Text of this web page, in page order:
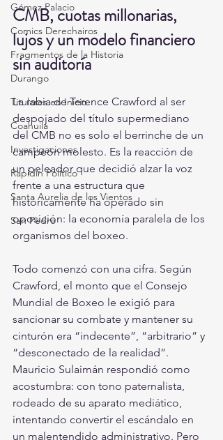
Gómez Palacio
Comics Derechairos
Fragmentos de la Historia
Durango
Titulares en Inicio
Coahuila
Investigaciones
Rapidín Político
Santa Aurelia de los Vientos
San Pedro
CMB, cuotas millonarias,
lujos y un modelo financiero
sin auditoría
La rabia de Terence Crawford al ser
despojado del título supermediano
del CMB no es solo el berrinche de un
campeón molesto. Es la reacción de
un peleador que decidió alzar la voz
frente a una estructura que
históricamente ha operado sin
oposición: la economía paralela de los
organismos del boxeo.
Todo comenzó con una cifra. Según
Crawford, el monto que el Consejo
Mundial de Boxeo le exigió para
sancionar su combate y mantener su
cinturón era “indecente”, “arbitrario” y
“desconectado de la realidad”.
Mauricio Sulaimán respondió como
acostumbra: con tono paternalista,
rodeado de su aparato mediático,
intentando convertir el escándalo en
un malentendido administrativo. Pero